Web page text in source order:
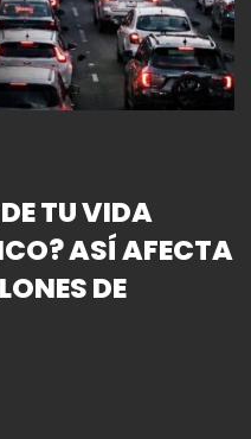
TU VIDA
ASÍ AFECTA
DE